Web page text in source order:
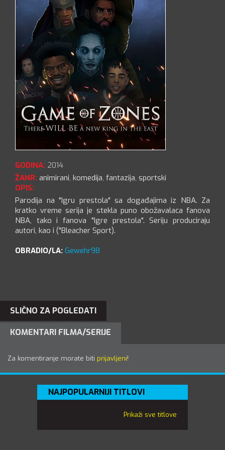
GODINA: 2014
ŽANR: animirani, komedija, fantazija, sportski
OPIS:
Parodija na "Igru prestola" sa događajima iz NBA. Za
kratko vreme serija je stekla puno obožavalaca fanova
NBA, tako i fanova "Igre prestola". Seriju produciraju
autori, kao i ("Bleacher Sport).
OBRADIO/LA: Gewehr98
SLIČNO ZA POGLEDATI
KOMENTARI FILMA/SERIJE
Za komentiranje morate biti prijavljeni!
NAJPOPULARNIJI TITLOVI
Prikaži sve titlove